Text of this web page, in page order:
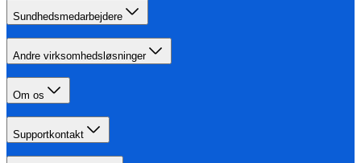
Sundhedsmedarbejdere
Andre virksomhedsløsninger
Om os
Supportkontakt